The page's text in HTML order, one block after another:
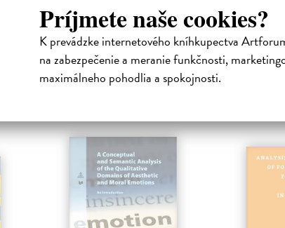
Príjmete naše cookies?
K prevádzke internetového kníhkupectva
na zabezpečenie a meranie funkčnosti,
maximálneho pohodlia a spokojnosti.